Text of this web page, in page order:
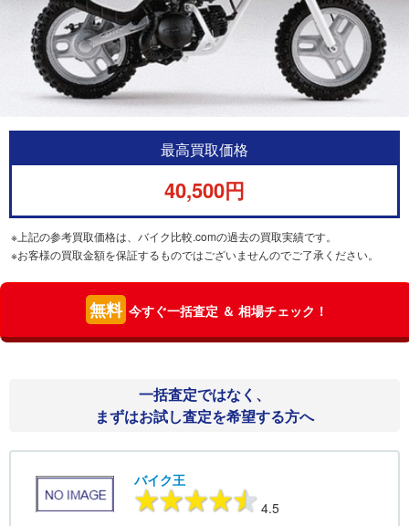
最高買取価格
40,500円
※上記の参考買取価格は、バイク比較.comの過去の買取実績です。
※お客様の買取金額を保証するものではございませんのでご了承ください。
無料 今すぐ一括査定 ＆ 相場チェック！
一括査定ではなく、
まずはお試し査定を希望する方へ
バイク王
4.5